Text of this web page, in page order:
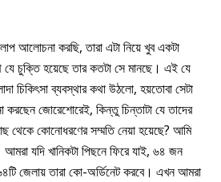
আলোচনা করছি, তারা এটা নিয়ে খুব একটা
যে চুক্তি হয়েছে তার কতটা সে মানছে। এই যে
চিকিৎসা ব্যবস্থার কথা উঠলো, হয়তোবা সেটা
করছেন জোরেশোরেই, কিন্তু চিন্তাটা যে তাদের
থেকে কোনোধরণের সম্মতি নেয়া হয়েছে? আমি
যদি খানিকটা পিছনে ফিরে যাই, ৬৪ জন
জেলায় তারা কো-অর্ডিনেট করবে। এখন আমরা